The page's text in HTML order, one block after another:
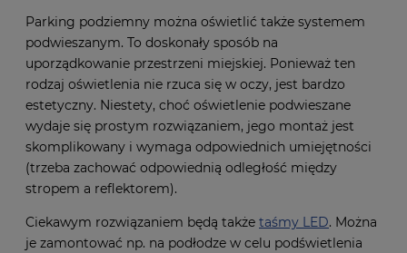
Parking podziemny można oświetlić także systemem
podwieszanym. To doskonały sposób na
uporządkowanie przestrzeni miejskiej. Ponieważ ten
rodzaj oświetlenia nie rzuca się w oczy, jest bardzo
estetyczny. Niestety, choć oświetlenie podwieszane
wydaje się prostym rozwiązaniem, jego montaż jest
skomplikowany i wymaga odpowiednich umiejętności
(trzeba zachować odpowiednią odległość między
stropem a reflektorem).
Ciekawym rozwiązaniem będą także taśmy LED. Można
je zamontować np. na podłodze w celu podświetlenia